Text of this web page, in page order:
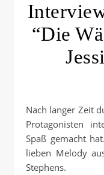
“Die
Nach langer Zeit durfte ich endlich mal wieder einen
Protagonisten
Spaß gemacht
lieben Melody
Stephens.